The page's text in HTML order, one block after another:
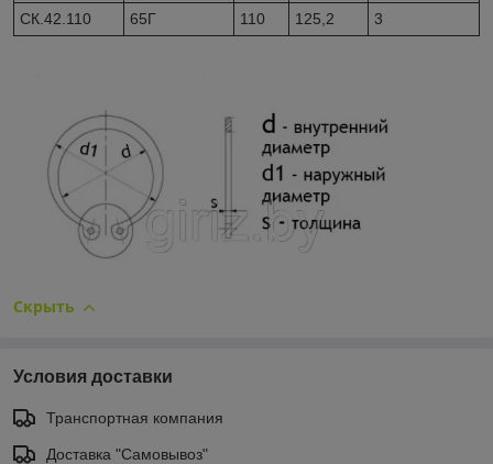
CК.42.110
65Г 110 125,2 3
Скрыть
Условия доставки
Транспортная компания
Доставка "Самовывоз"